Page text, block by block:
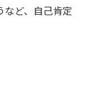
ど、自己肯定